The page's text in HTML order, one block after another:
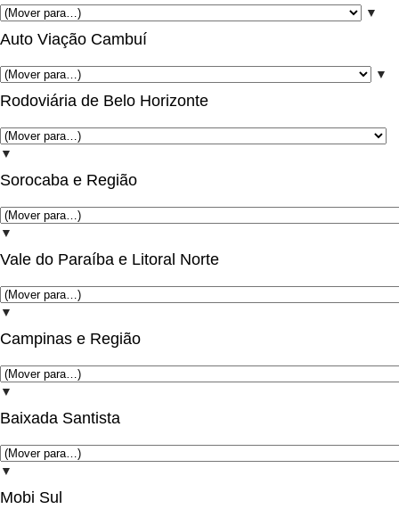
▼
Auto Viação Cambuí
▼
Rodoviária de Belo Horizonte
▼
Sorocaba e Região
▼
Vale do Paraíba e Litoral Norte
▼
Campinas e Região
▼
Baixada Santista
▼
Mobi Sul